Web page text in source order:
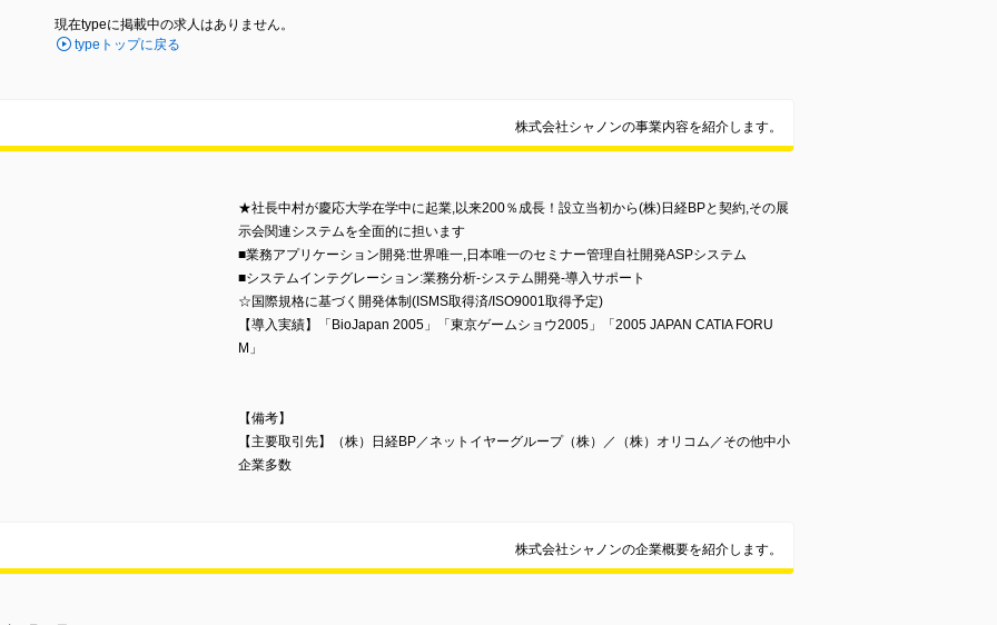
現在typeに掲載中の求人はありません。
typeトップに戻る
株式会社シャノンの事業内容を紹介します。
★社長中村が慶応大学在学中に起業,以来200％成長！設立当初から(株)日経BPと契約,その展
示会関連システムを全面的に担います
■業務アプリケーション開発:世界唯一,日本唯一のセミナー管理自社開発ASPシステム
■システムインテグレーション:業務分析-システム開発-導入サポート
☆国際規格に基づく開発体制(ISMS取得済/ISO9001取得予定)
【導入実績】「BioJapan 2005」「東京ゲームショウ2005」「2005 JAPAN CATIA FORU
M」
【備考】
【主要取引先】（株）日経BP／ネットイヤーグループ（株）／（株）オリコム／その他中小
企業多数
株式会社シャノンの企業概要を紹介します。